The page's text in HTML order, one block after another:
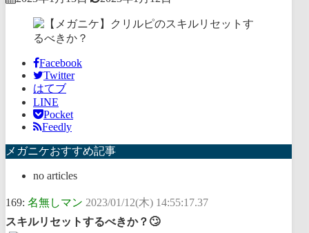
Facebook
Twitter
はてブ
LINE
Pocket
Feedly
メガニケおすすめ記事
no articles
169: 名無しマン 2023/01/12(木) 14:55:17.37
スキルリセットするべきか？🙄